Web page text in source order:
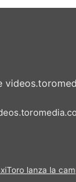
lanza la